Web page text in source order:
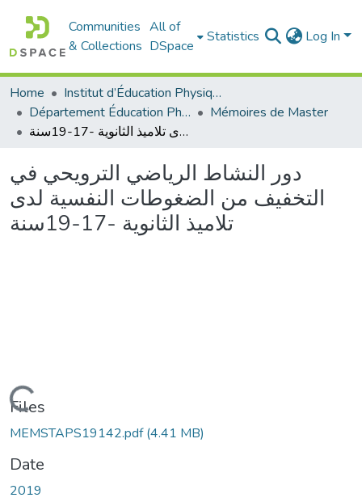
Communities
& Collections
All of
DSpace
Statistics Log In
Home
Institut d’Éducation Physique et Sportive
Département Éducation Physique et Sportive (EPS)
Mémoires de Master
دور النشاط الرياضي الترويحي في التخفيف من الضغوطات النفسية لدى تلاميذ الثانوية -17-19سنة
دور النشاط الرياضي الترويحي في
التخفيف من الضغوطات النفسية لدى
تلاميذ الثانوية -17-19سنة
Loading...
Files
MEMSTAPS19142.pdf(4.41 MB)
Date
2019